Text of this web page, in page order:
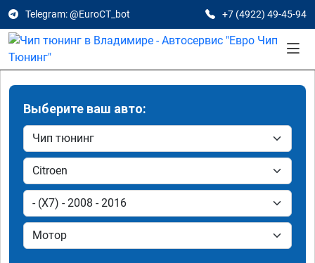
Telegram: @EuroCT_bot +7 (4922) 49-45-94
Выберите ваш авто: